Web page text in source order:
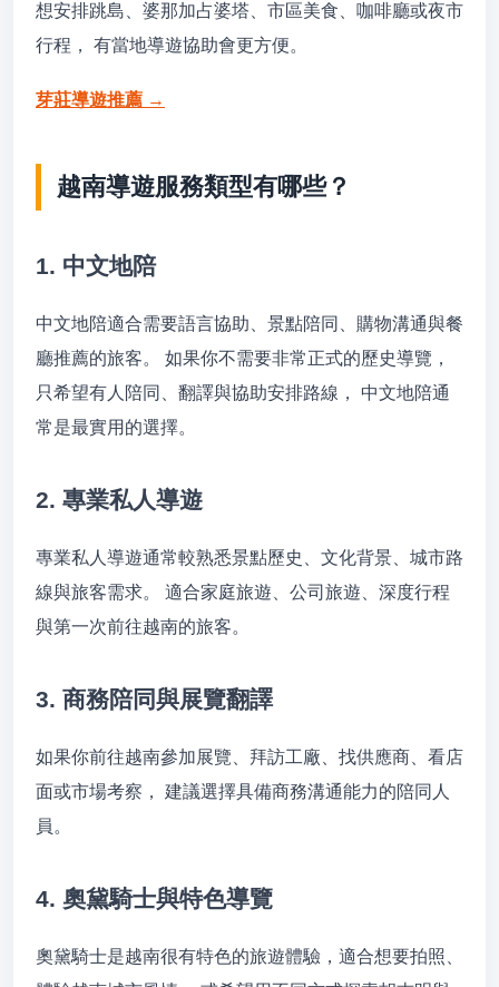
想安排跳島、婆那加占婆塔、市區美食、咖啡廳或夜市
行程， 有當地導遊協助會更方便。
芽莊導遊推薦 →
越南導遊服務類型有哪些？
1. 中文地陪
中文地陪適合需要語言協助、景點陪同、購物溝通與餐
廳推薦的旅客。 如果你不需要非常正式的歷史導覽，
只希望有人陪同、翻譯與協助安排路線， 中文地陪通
常是最實用的選擇。
2. 專業私人導遊
專業私人導遊通常較熟悉景點歷史、文化背景、城市路
線與旅客需求。 適合家庭旅遊、公司旅遊、深度行程
與第一次前往越南的旅客。
3. 商務陪同與展覽翻譯
如果你前往越南參加展覽、拜訪工廠、找供應商、看店
面或市場考察， 建議選擇具備商務溝通能力的陪同人
員。
4. 奧黛騎士與特色導覽
奧黛騎士是越南很有特色的旅遊體驗，適合想要拍照、